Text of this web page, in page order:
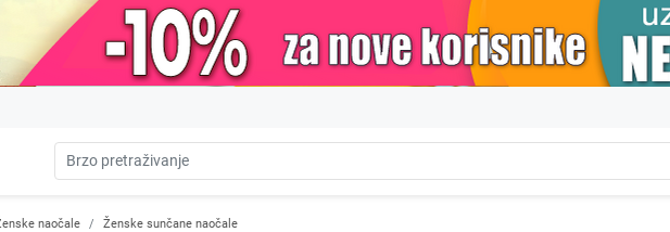
naočale Ženske sunčane naočale